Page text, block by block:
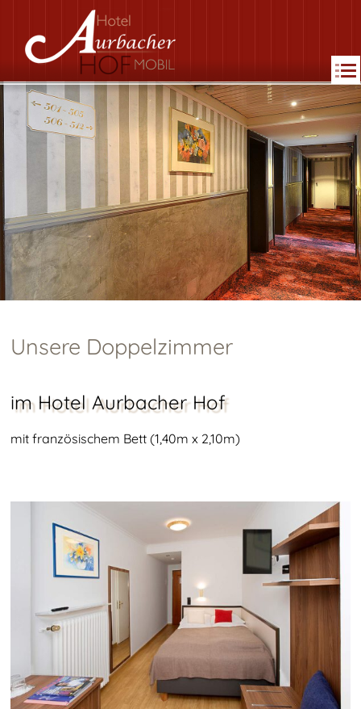
MENU
Unsere Doppelzimmer
im Hotel Aurbacher Hof
mit französischem Bett (1,40m x 2,10m)